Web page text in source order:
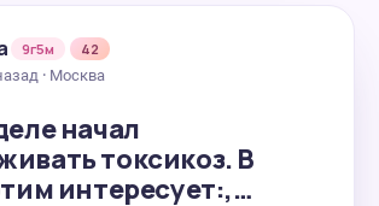
9г5м
42
· Москва
начал
токсикоз. В
интересует:,…